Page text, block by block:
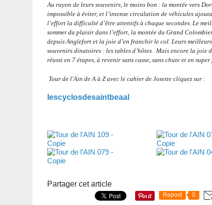
Au rayon de leurs souvenirs, le moins bon : la montée vers
impossible à éviter, et l’intense circulation de véhicules
l’effort la difficulté d’être attentifs à chaque secondes. Le
sommet du plaisir dans l’effort, la montée du Grand
depuis Anglefort et la joie d’en franchir le col. Leurs meilleurs
souvenirs dinatoires : les tables d’hôtes. Mais encore la joie
réussi en 7 étapes, à revenir sans casse, sans chute et en
Tour de l'Ain de A à Z avec le cahier de Josette cliquez sur :
lescyclosdesaintbeaal
Partager cet article
Repost 0